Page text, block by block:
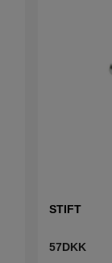
STIFT
57DKK